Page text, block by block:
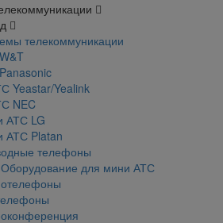
телекоммуникации
Yeastar/Yealink
NEC
АТС LG
АТС Platan
телефоны
для мини АТС